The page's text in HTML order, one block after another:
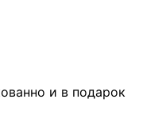
и в подарок